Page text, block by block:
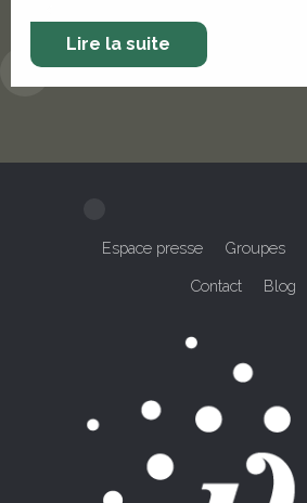
Lire la suite
Espace presse Groupes
Contact Blog